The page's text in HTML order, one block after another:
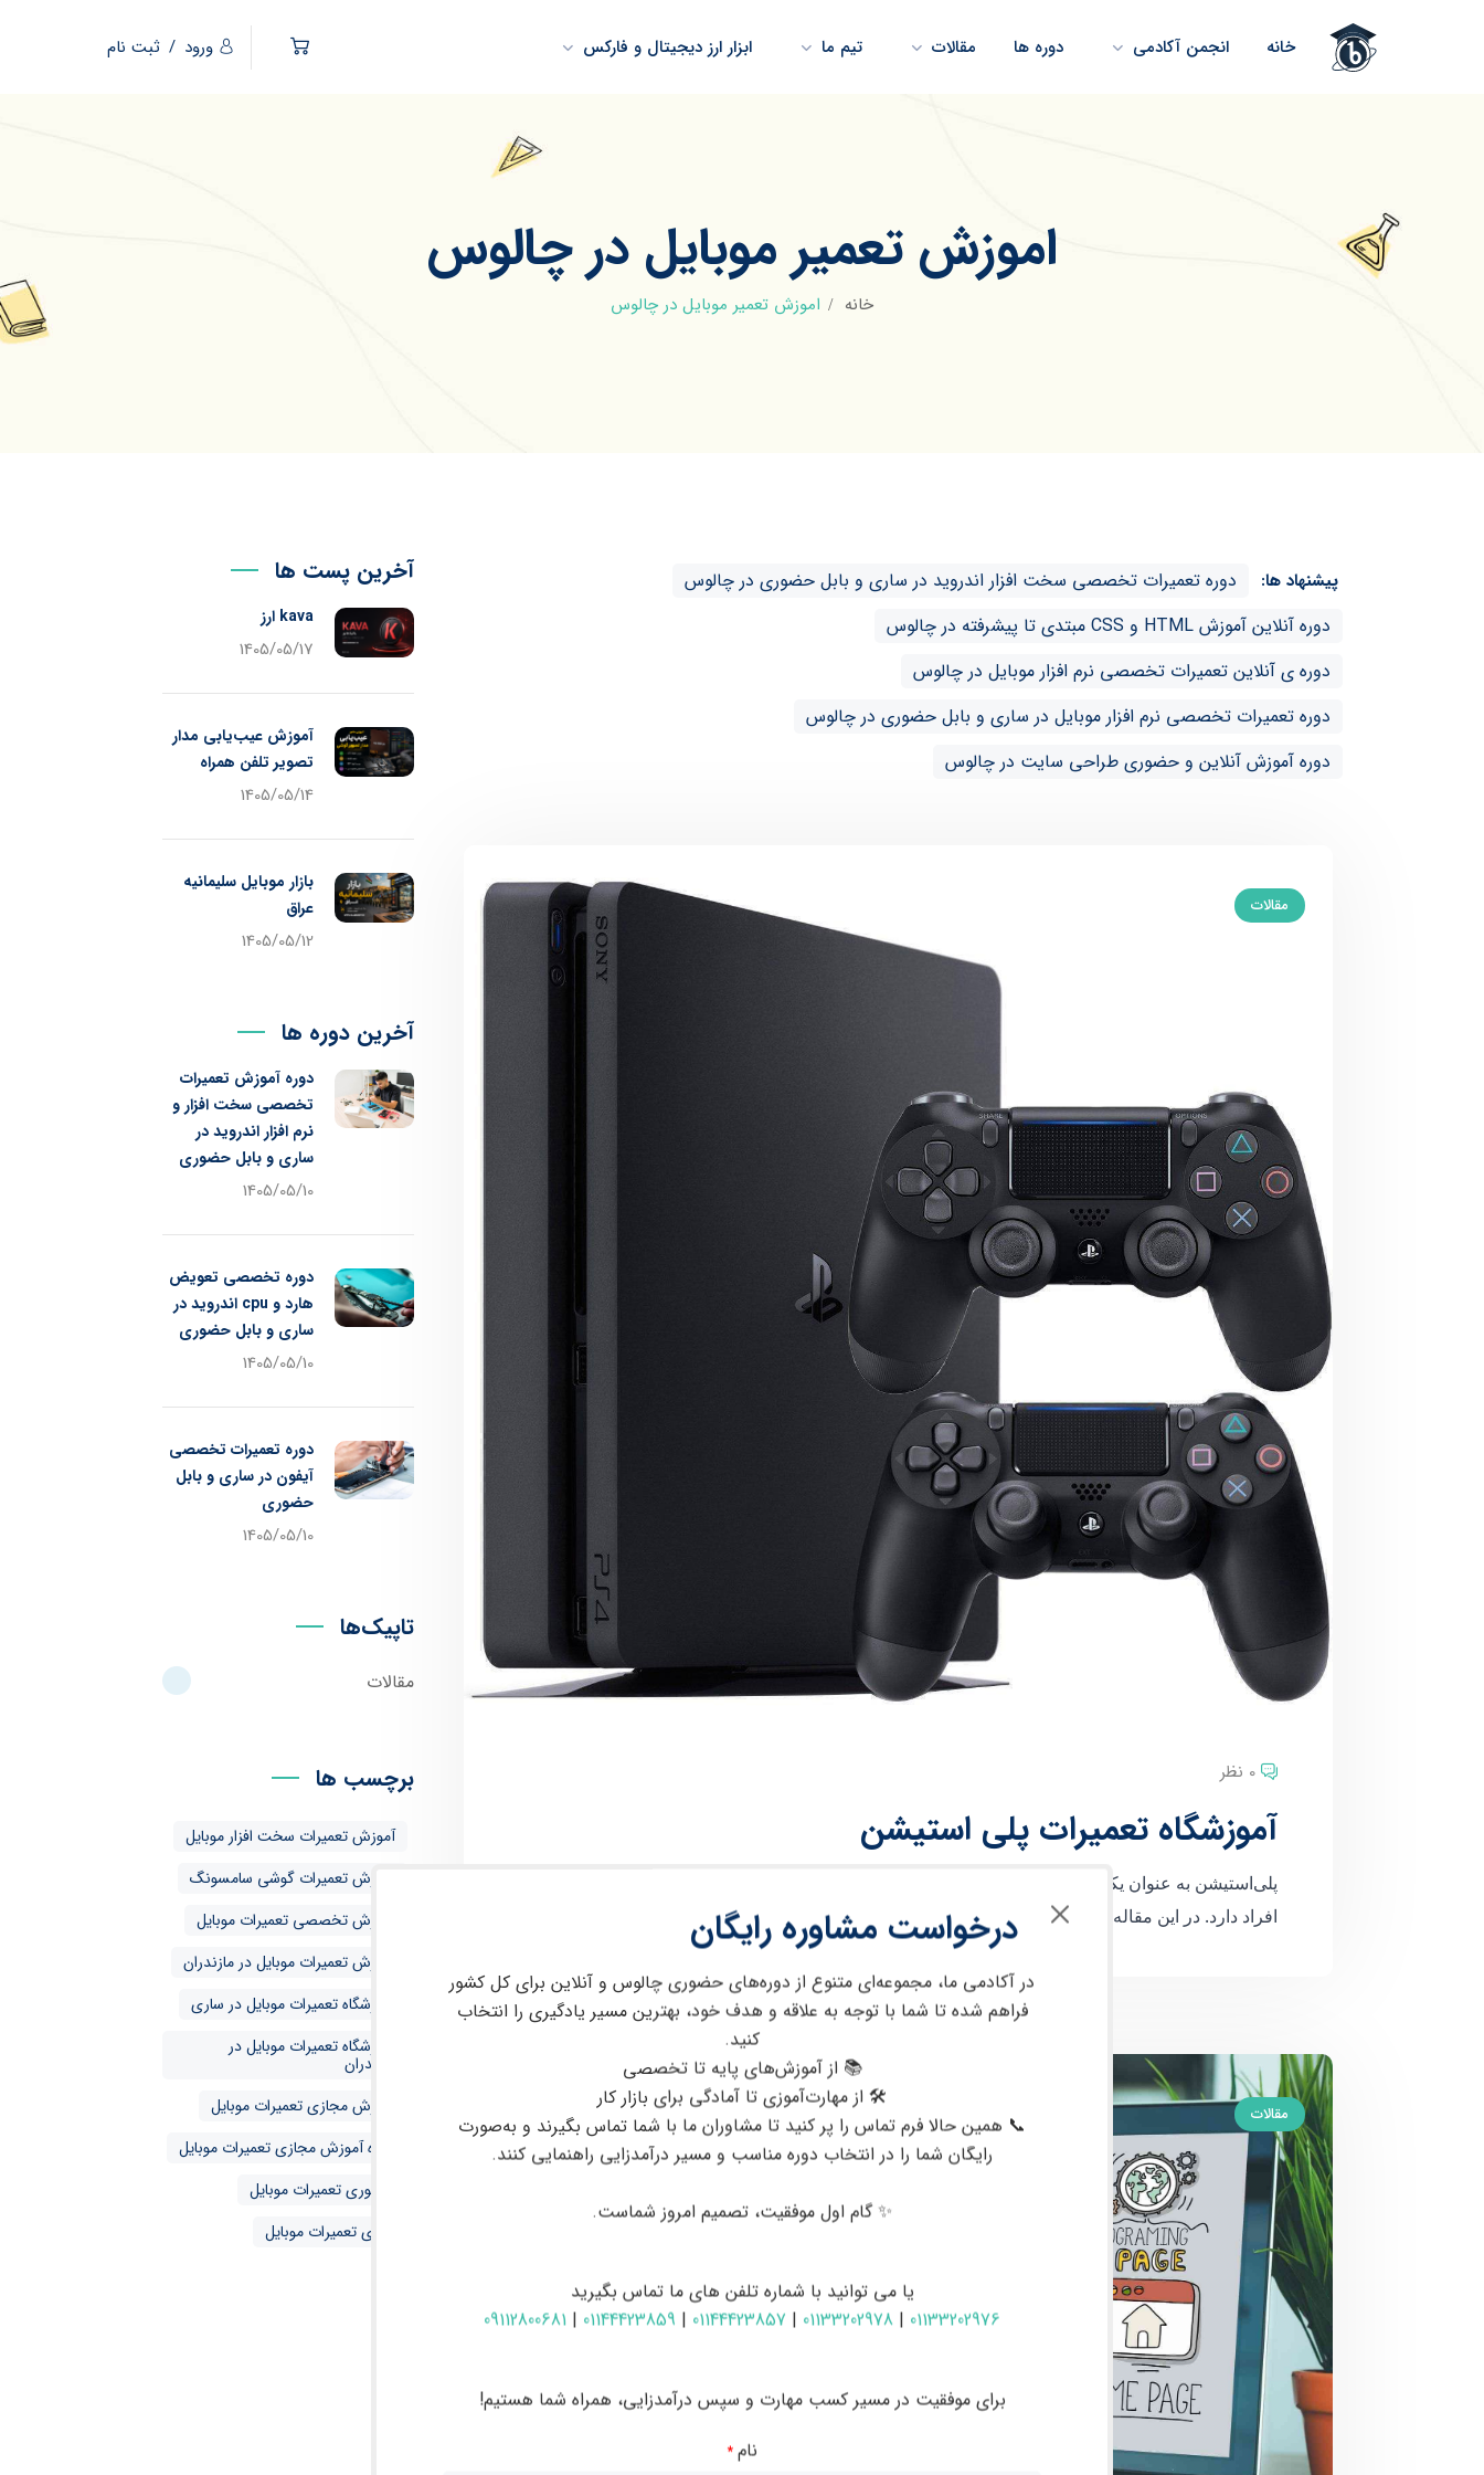
خانه انجمن آکادمی دوره ها مقالات تیم ما ابزار ارز دیجیتال و فارکس ورود / ثبت نام
اموزش تعمیر موبایل در چالوس
خانه اموزش تعمیر موبایل در چالوس
پیشنهاد ها:
دوره تعمیرات تخصصی سخت افزار اندروید در ساری و بابل حضوری در چالوس
دوره آنلاین آموزش HTML و CSS مبتدی تا پیشرفته در چالوس
دوره ی آنلاین تعمیرات تخصصی نرم افزار موبایل در چالوس
دوره تعمیرات تخصصی نرم افزار موبایل در ساری و بابل حضوری در چالوس
دوره آموزش آنلاین و حضوری طراحی سایت در چالوس
مقالات
0 نظر
آموزشگاه تعمیرات پلی استیشن
پلی‌استیشن به عنوان یکی از محبوب‌ترین کنسول‌های بازی جهان، نقش بسیار مهمی در سرگرمی و تفریح
افراد دارد. در این مقاله، به اهمیت و فرصت‌های حرفه‌ای آموزش تعمیرات پلی استیشن پرداخته می‌شود.
مقالات
آخرین پست ها
kava ارز
1405/05/17
آموزش عیب‌یابی مدار
تصویر تلفن همراه
1405/05/14
بازار موبایل سلیمانیه
عراق
1405/05/12
آخرین دوره ها
دوره آموزش تعمیرات
تخصصی سخت افزار و
نرم افزار اندروید در
ساری و بابل حضوری
1405/05/10
دوره تخصصی تعویض
هارد و cpu اندروید در
ساری و بابل حضوری
1405/05/10
دوره تعمیرات تخصصی
آیفون در ساری و بابل
حضوری
1405/05/10
تاپیک‌ها
مقالات
برچسب ها
آموزش تعمیرات سخت افزار موبایل
آموزش تعمیرات گوشی سامسونگ
آموزش تخصصی تعمیرات موبایل
آموزش تعمیرات موبایل در مازندران
آموزشگاه تعمیرات موبایل در ساری
آموزشگاه تعمیرات موبایل در
مازندران
آموزش مجازی تعمیرات موبایل
دوره آموزش مجازی تعمیرات موبایل
حضوری تعمیرات موبایل
مجازی تعمیرات موبایل
درخواست مشاوره رایگان
در آکادمی ما، مجموعه‌ای متنوع از دوره‌های حضوری چالوس و آنلاین برای کل کشور
فراهم شده تا شما با توجه به علاقه و هدف خود، بهترین مسیر یادگیری را انتخاب
کنید.
📚 از آموزش‌های پایه تا تخصصی
🛠 از مهارت‌آموزی تا آمادگی برای بازار کار
📞 همین حالا فرم تماس را پر کنید تا مشاوران ما با شما تماس بگیرند و به‌صورت
رایگان شما را در انتخاب دوره مناسب و مسیر درآمدزایی راهنمایی کنند.
✨ گام اول موفقیت، تصمیم امروز شماست.
یا می توانید با شماره تلفن های ما تماس بگیرید
01133202976
|
01133202978
|
01144423857
|
01144423859
|
09112800681
برای موفقیت در مسیر کسب مهارت و سپس درآمدزایی، همراه شما هستیم!
نام *